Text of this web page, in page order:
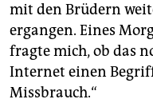
mit den Brüdern
ergangen. Eines
fragte mich‚ ob das
Internet einen
Missbrauch.“